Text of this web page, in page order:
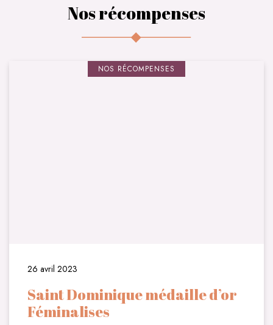
Nos récompenses
NOS RÉCOMPENSES
26 avril 2023
Saint Dominique médaille d’or
Féminalises